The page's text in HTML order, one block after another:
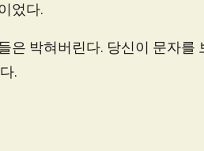
었다.
박혀버린다. 당신이 문자를
.